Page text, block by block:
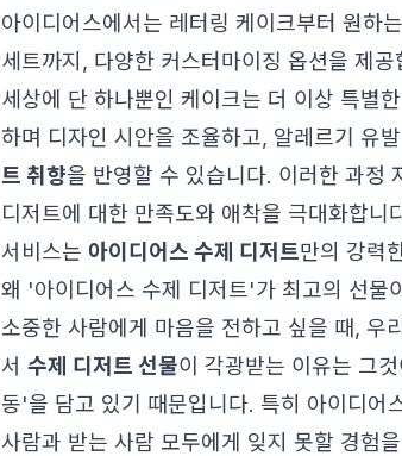
아이디어스에서는 레터링 케이크부터 원하
세트까지, 다양한 커스터마이징 옵션을 제
세상에 단 하나뿐인 케이크는 더 이상 특별
하며 디자인 시안을 조율하고, 알레르기 유
트 취향을 반영할 수 있습니다. 이러한 과정
디저트에 대한 만족도와 애착을 극대화합
서비스는 아이디어스 수제 디저트만의 강력
왜 '아이디어스 수제 디저트'가 최고의 선물
소중한 사람에게 마음을 전하고 싶을 때, 우
서 수제 디저트 선물이 각광받는 이유는 그
동'을 담고 있기 때문입니다. 특히 아이디어
사람과 받는 사람 모두에게 잊지 못할 경험